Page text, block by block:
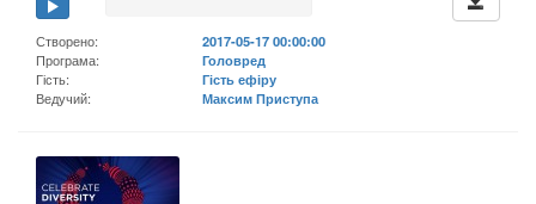
Створено:
2017-05-17 00:00:00
Програма:
Головред
Гість:
Гість ефіру
Ведучий:
Максим Приступа